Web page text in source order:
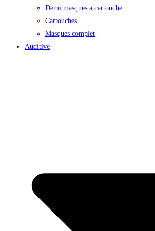
Demi masques a cartouche
Cartouches
Masques complet
Auditive